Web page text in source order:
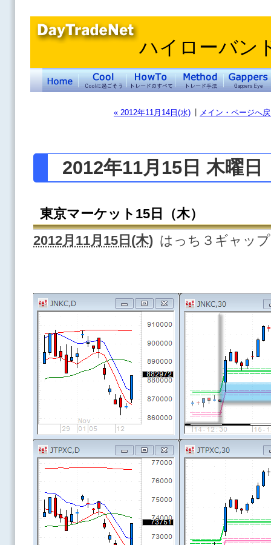
ハイローバン
« 2012年11月14日(水) メイン・ページへ
2012年11月15日 木曜日
東京マーケット15日（木）
2012月11月15日(木) はっち３ギャッ